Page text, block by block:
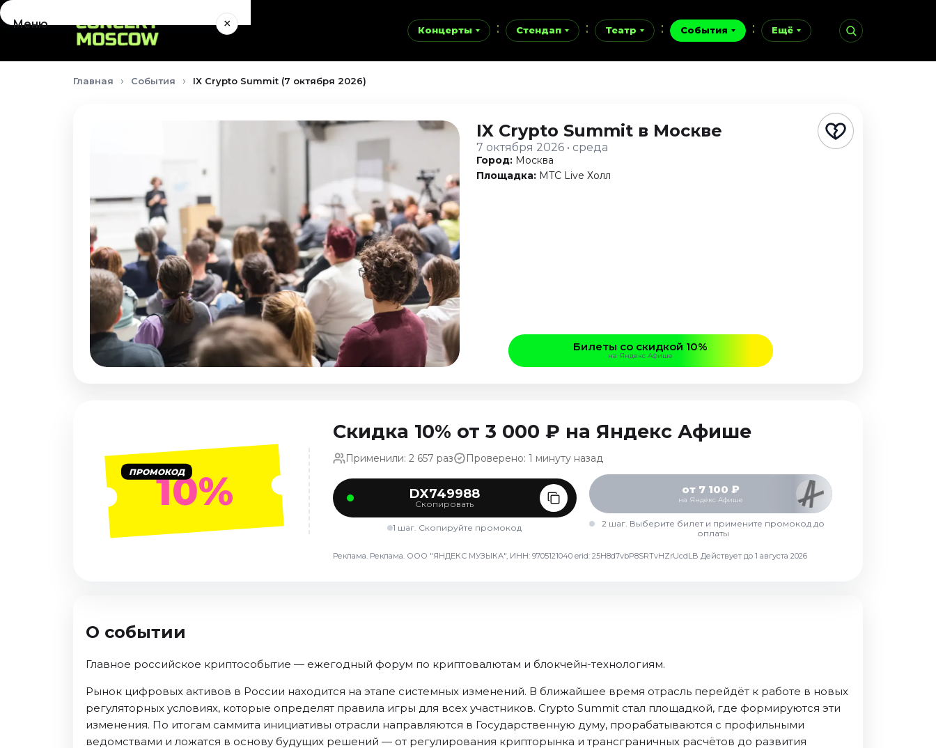
Концерты Стендап Театр События Ещё
Меню ×
Концерты
Август 2026
Сентябрь 2026
Декабрь 2026
Октябрь 2026
Главная События IX Crypto Summit (7 октября 2026)
IX Crypto Summit в Москве
7 октября 2026 • среда
Город: Москва
Площадка: MTC Live Холл
Билеты со скидкой 10%
на Яндекс Афише
ПРОМОКОД10%
Скидка 10% от 3 000 ₽ на Яндекс Афише
Применили: 2 657 раз Проверено: 1 минуту назад
DX749988
Скопировать
1 шаг. Скопируйте промокод
от 7 100 ₽
на Яндекс Афише
2 шаг. Выберите билет и примените промокод до
оплаты
Реклама. Реклама. ООО "ЯНДЕКС МУЗЫКА", ИНН: 9705121040 erid: 25H8d7vbP8SRTvHZrUcdLB Действует до 1 августа 2026
О событии
Главное российское криптособытие — ежегодный форум по криптовалютам и блокчейн-технологиям.
Рынок цифровых активов в России находится на этапе системных изменений. В ближайшее время отрасль перейдёт к работе в новых
регуляторных условиях, которые определят правила игры для всех участников. Crypto Summit стал площадкой, где формируются эти
изменения. По итогам саммита инициативы отрасли направляются в Государственную думу, прорабатываются с профильными
ведомствами и ложатся в основу будущих решений — от регулирования крипторынка и трансграничных расчётов до развития